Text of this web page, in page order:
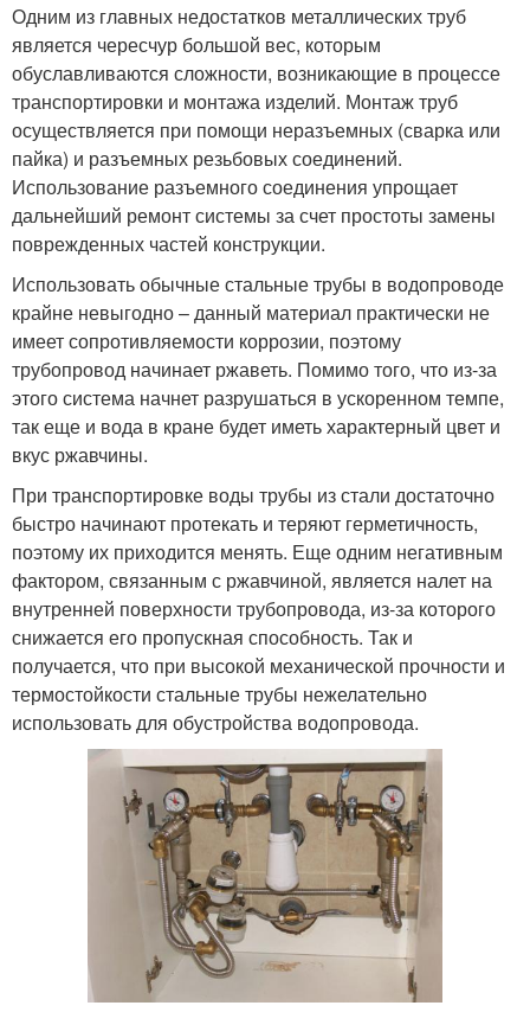
Одним из главных недостатков металлических труб
является чересчур большой вес, которым
обуславливаются сложности, возникающие в процессе
транспортировки и монтажа изделий. Монтаж труб
осуществляется при помощи неразъемных (сварка или
пайка) и разъемных резьбовых соединений.
Использование разъемного соединения упрощает
дальнейший ремонт системы за счет простоты замены
поврежденных частей конструкции.
Использовать обычные стальные трубы в водопроводе
крайне невыгодно – данный материал практически не
имеет сопротивляемости коррозии, поэтому
трубопровод начинает ржаветь. Помимо того, что из-за
этого система начнет разрушаться в ускоренном темпе,
так еще и вода в кране будет иметь характерный цвет и
вкус ржавчины.
При транспортировке воды трубы из стали достаточно
быстро начинают протекать и теряют герметичность,
поэтому их приходится менять. Еще одним негативным
фактором, связанным с ржавчиной, является налет на
внутренней поверхности трубопровода, из-за которого
снижается его пропускная способность. Так и
получается, что при высокой механической прочности и
термостойкости стальные трубы нежелательно
использовать для обустройства водопровода.